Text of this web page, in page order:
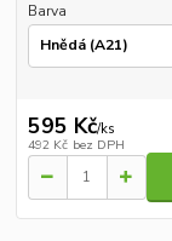
Barva
595 Kč/ks
492 Kč bez DPH